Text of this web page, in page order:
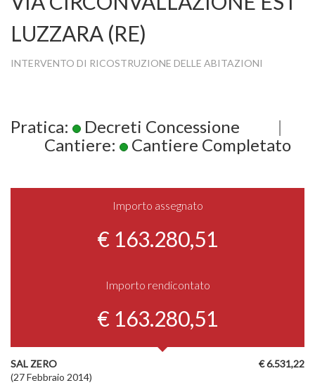
LUZZARA (RE)
INTERVENTO DI RICOSTRUZIONE DELLE ABITAZIONI
Pratica: Decreti Concessione
|
Cantiere:
Cantiere Completato
Importo assegnato
€ 163.280,51
Importo rendicontato
€ 163.280,51
€ 6.531,22
SAL ZERO
(27 Febbraio 2014)